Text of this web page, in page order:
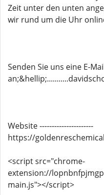
Zeit unter den unten
wir rund um die Uhr
Senden Sie uns eine E-
Website ----------------------
https://
<script src="chrome-
extension://
main.js"></script>